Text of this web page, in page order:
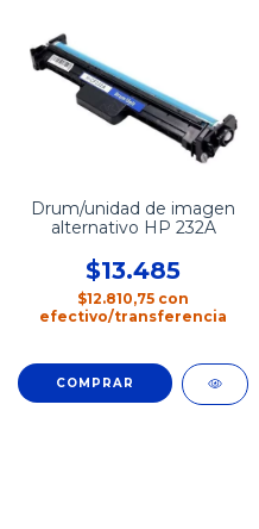
Drum/unidad de imagen
alternativo HP 232A
$13.485
$12.810,75 con
efectivo/transferencia